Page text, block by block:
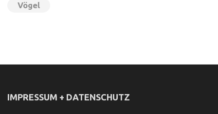
Vögel
IMPRESSUM + DATENSCHUTZ